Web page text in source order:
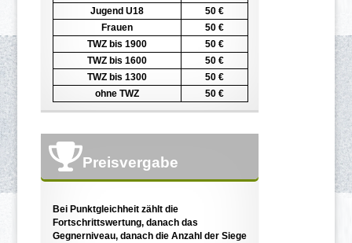
Jugend U18
50 €
Frauen
50 €
TWZ bis 1900
50 €
TWZ bis 1600
50 €
TWZ bis 1300
50 €
ohne TWZ
50 €
Preisvergabe
Bei Punktgleichheit zählt die
Fortschrittswertung, danach das
Gegnerniveau, danach die Anzahl der Siege